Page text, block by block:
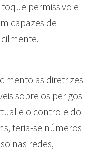
permissivo e
capazes de
as diretrizes
sobre os perigos
e o controle do
teria-se números
nas redes,